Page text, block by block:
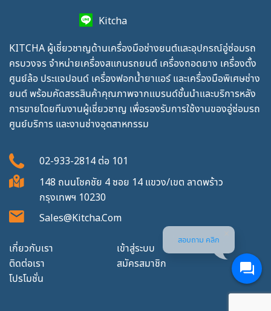
Kitcha
KITCHA ผู้เชี่ยวชาญด้านเครื่องมือช่างยนต์และอุปกรณ์อู่ซ่อมรถ
ครบวงจร จำหน่ายเครื่องสแกนรถยนต์ เครื่องถอดยาง เครื่องตั้ง
ศูนย์ล้อ ประแจปอนด์ เครื่องฟอกน้ำยาแอร์ และเครื่องมือพิเศษช่าง
ยนต์ พร้อมคัดสรรสินค้าคุณภาพจากแบรนด์ชั้นนำและบริการหลัง
การขายโดยทีมงานผู้เชี่ยวชาญ เพื่อรองรับการใช้งานของอู่ซ่อมรถ
ศูนย์บริการ และงานช่างอุตสาหกรรม
02-933-2814 ต่อ 101
148 ถนนโชคชัย 4 ซอย 14 แขวง/เขต ลาดพร้าว
กรุงเทพฯ 10230
Sales@kitcha.com
เกี่ยวกับเรา
ติดต่อเรา
โปรโมชั่น
เข้าสู่ระบบ
สมัครสมาชิก
สอบถาม คลิก